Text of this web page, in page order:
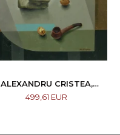
ALEXANDRU CRISTEA,
COMPOZIȚIE
499,61 EUR